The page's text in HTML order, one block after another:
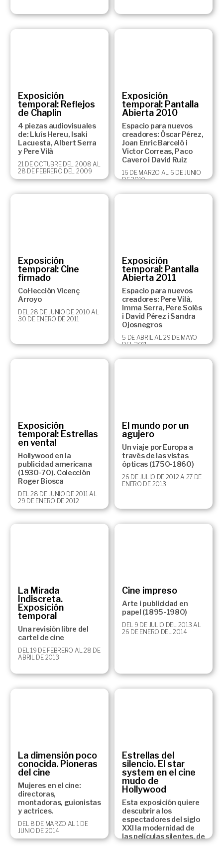
Exposición
temporal: Reflejos
de Chaplin
4 piezas audiovisuales
de: Lluís Hereu, Isaki
Lacuesta, Albert Serra
y Pere Vilà
21 DE OCTUBRE DEL 2008 AL
28 DE FEBRERO DEL 2009
Exposición
temporal: Pantalla
Abierta 2010
Espacio para nuevos
creadores: Óscar Pérez,
Joan Enric Barceló i
Victor Correas, Paco
Cavero i David Ruiz
16 DE MARZO AL 6 DE JUNIO
DE 2010
Exposición
temporal: Cine
firmado
Col·lección Vicenç
Arroyo
DEL 28 DE JUNIO DE 2010 AL
30 DE ENERO DE 2011
Exposición
temporal: Pantalla
Abierta 2011
Espacio para nuevos
creadores: Pere Vilà,
Imma Serra, Pere Solés
i David Pérez i Sandra
Ojosnegros
5 DE ABRIL AL 29 DE MAYO
DEL 2011
Exposición
temporal: Estrellas
en venta!
Hollywood en la
publicidad americana
(1930-70). Colección
Roger Biosca
DEL 28 DE JUNIO DE 2011 AL
29 DE ENERO DE 2012
El mundo por un
agujero
Un viaje por Europa a
través de las vistas
ópticas (1750-1860)
26 DE JULIO DE 2012 A 27 DE
ENERO DE 2013
La Mirada
Indiscreta.
Exposición
temporal
Una revisión libre del
cartel de cine
DEL 19 DE FEBRERO AL 28 DE
ABRIL DE 2013
Cine impreso
Arte i publicidad en
papel (1895-1980)
DEL 9 DE JULIO DEL 2013 AL
26 DE ENERO DEL 2014
La dimensión poco
conocida. Pioneras
del cine
Mujeres en el cine:
directoras,
montadoras, guionistas
y actrices.
DEL 8 DE MARZO AL 1 DE
JUNIO DE 2014
Estrellas del
silencio. El star
system en el cine
mudo de
Hollywood
Esta exposición quiere
descubrir a los
espectadores del siglo
XXI la modernidad de
las películas silentes, de